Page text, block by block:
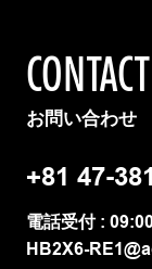
お問い合わせ
+81 47-
電話受付 :
HB2X6-